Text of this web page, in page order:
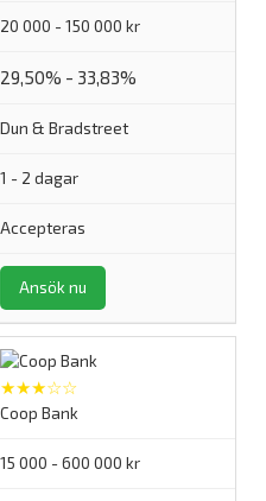
20 000 - 150 000 kr
29,50% - 33,83%
Dun & Bradstreet
1 - 2 dagar
Accepteras
Ansök nu
★★★☆☆
Coop Bank
15 000 - 600 000 kr